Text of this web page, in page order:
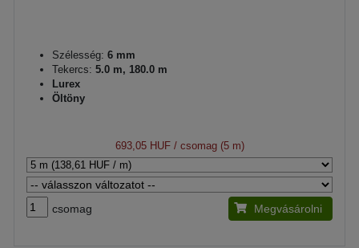
Szélesség: 6 mm
Tekercs: 5.0 m, 180.0 m
Lurex
Öltöny
693,05 HUF/ csomag (5 m)
csomag Megvásárolni